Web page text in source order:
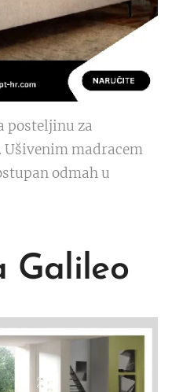
posteljinu za
madracem
odmah u
Galileo